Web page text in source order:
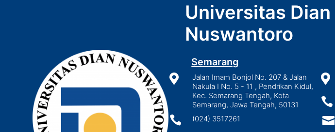
Universitas Dian
Nuswantoro
Semarang

Jalan Imam Bonjol No. 207 & Jalan
Nakula I No. 5 - 11 , Pendrikan Kidul,
Kec. Semarang Tengah, Kota
Semarang, Jawa Tengah, 50131
 (024) 3517261


